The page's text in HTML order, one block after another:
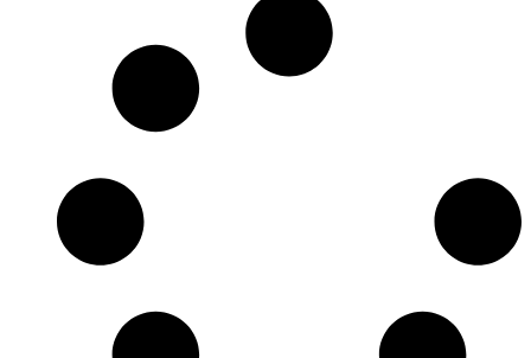
alternativen
kan